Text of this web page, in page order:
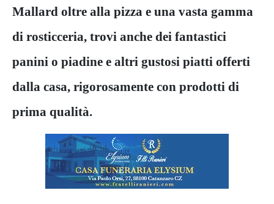
Mallard oltre alla pizza e una vasta gamma
di rosticceria, trovi anche dei fantastici
panini o piadine e altri gustosi piatti offerti
dalla casa, rigorosamente con prodotti di
prima qualità.